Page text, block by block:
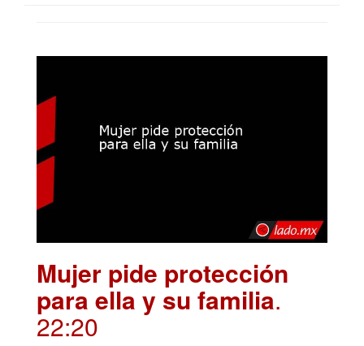
Mujer pide protección
para ella y su familia.
22:20